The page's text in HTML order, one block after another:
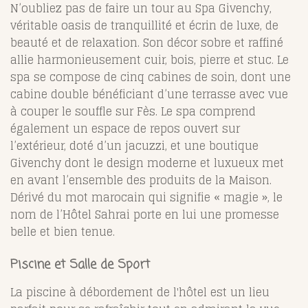
N’oubliez pas de faire un tour au Spa Givenchy,
véritable oasis de tranquillité et écrin de luxe, de
beauté et de relaxation. Son décor sobre et raffiné
allie harmonieusement cuir, bois, pierre et stuc. Le
spa se compose de cinq cabines de soin, dont une
cabine double bénéficiant d’une terrasse avec vue
à couper le souffle sur Fès. Le spa comprend
également un espace de repos ouvert sur
l’extérieur, doté d’un jacuzzi, et une boutique
Givenchy dont le design moderne et luxueux met
en avant l’ensemble des produits de la Maison.
Dérivé du mot marocain qui signifie « magie », le
nom de l’Hôtel Sahrai porte en lui une promesse
belle et bien tenue.
Piscine et Salle de Sport
La piscine à débordement de l'hôtel est un lieu